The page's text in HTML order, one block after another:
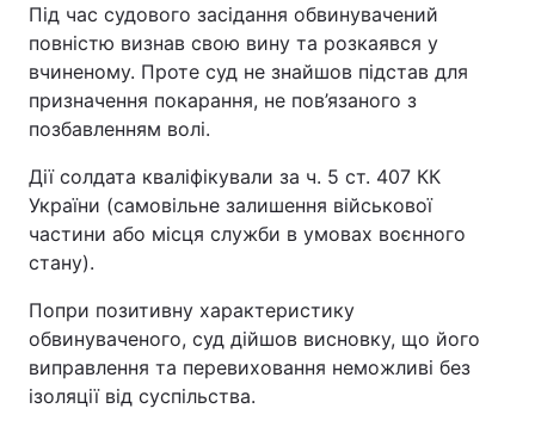
Під час судового засідання обвинувачений
повністю визнав свою вину та розкаявся у
вчиненому. Проте суд не знайшов підстав для
призначення покарання, не пов’язаного з
позбавленням волі.
Дії солдата кваліфікували за ч. 5 ст. 407 КК
України (самовільне залишення військової
частини або місця служби в умовах воєнного
стану).
Попри позитивну характеристику
обвинуваченого, суд дійшов висновку, що його
виправлення та перевиховання неможливі без
ізоляції від суспільства.